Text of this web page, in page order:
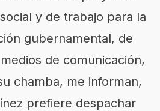
y de trabajo para la
gubernamental, de
de comunicación,
chamba, me informan,
prefiere despachar